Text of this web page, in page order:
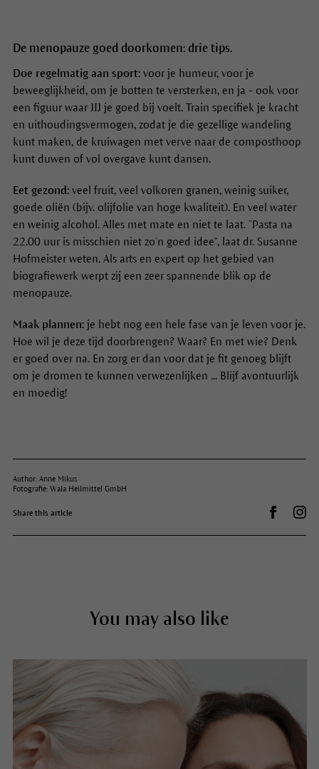
De menopauze goed doorkomen: drie tips.
Doe regelmatig aan sport: voor je humeur, voor je
beweeglijkheid, om je botten te versterken, en ja - ook voor
een figuur waar JIJ je goed bij voelt. Train specifiek je kracht
en uithoudingsvermogen, zodat je die gezellige wandeling
kunt maken, de kruiwagen met verve naar de composthoop
kunt duwen of vol overgave kunt dansen.
Eet gezond: veel fruit, veel volkoren granen, weinig suiker,
goede oliën (bijv. olijfolie van hoge kwaliteit). En veel water
en weinig alcohol. Alles met mate en niet te laat. ”Pasta na
22.00 uur is misschien niet zo’n goed idee", laat dr. Susanne
Hofmeister weten. Als arts en expert op het gebied van
biografiewerk werpt zij een zeer spannende blik op de
menopauze.
Maak plannen: je hebt nog een hele fase van je leven voor je.
Hoe wil je deze tijd doorbrengen? Waar? En met wie? Denk
er goed over na. En zorg er dan voor dat je fit genoeg blijft
om je dromen te kunnen verwezenlijken ... Blijf avontuurlijk
en moedig!
Author: Anne Mikus
Fotografie: Wala Heilmittel GmbH
Share this article Auf
You may also like